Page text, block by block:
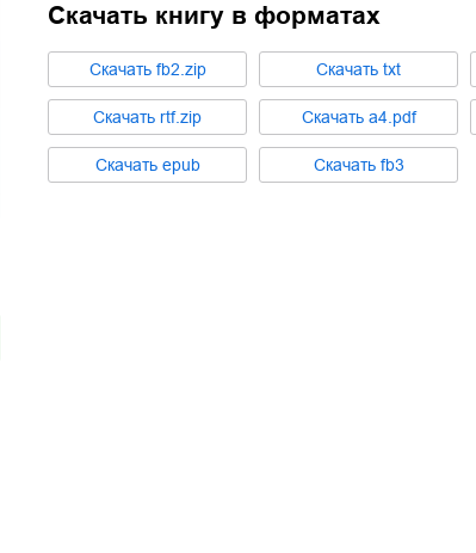
Скачать книгу в форматах
Cкачать fb2.zip Cкачать txt
Cкачать rtf.zip Cкачать a4.pdf
Cкачать epub Cкачать fb3